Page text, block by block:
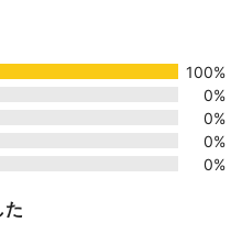
100%
0%
0%
0%
0%
た